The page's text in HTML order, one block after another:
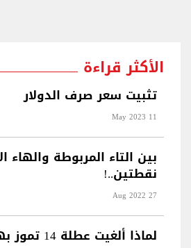
الأكثر قراءة
تثبيت سعر صرف الدولار
11 May 2023
بين التاء المربوطة والهاء
نقطتين..!
27 Aug 2022
لماذا ألغيت عطلة 14 تموز بهذا العام ؟!